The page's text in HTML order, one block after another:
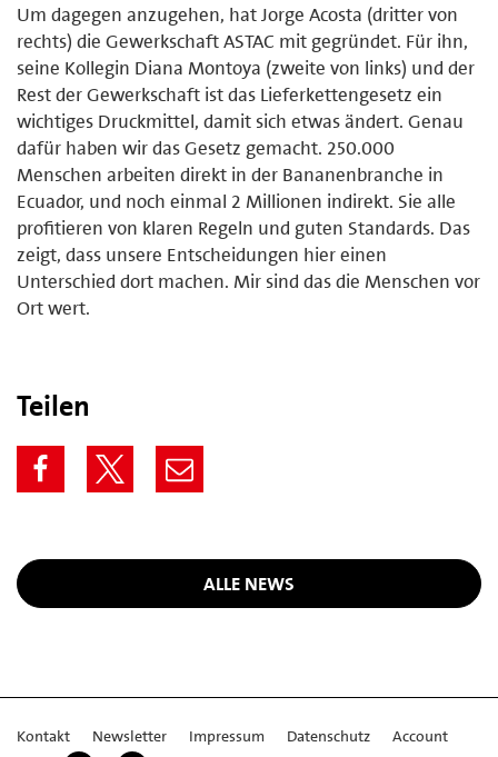
Um dagegen anzugehen, hat Jorge Acosta (dritter von
rechts) die Gewerkschaft ASTAC mit gegründet. Für ihn,
seine Kollegin Diana Montoya (zweite von links) und der
Rest der Gewerkschaft ist das Lieferkettengesetz ein
wichtiges Druckmittel, damit sich etwas ändert. Genau
dafür haben wir das Gesetz gemacht. 250.000
Menschen arbeiten direkt in der Bananenbranche in
Ecuador, und noch einmal 2 Millionen indirekt. Sie alle
profitieren von klaren Regeln und guten Standards. Das
zeigt, dass unsere Entscheidungen hier einen
Unterschied dort machen. Mir sind das die Menschen vor
Ort wert.
Teilen
ALLE NEWS
Kontakt Newsletter Impressum Datenschutz Account